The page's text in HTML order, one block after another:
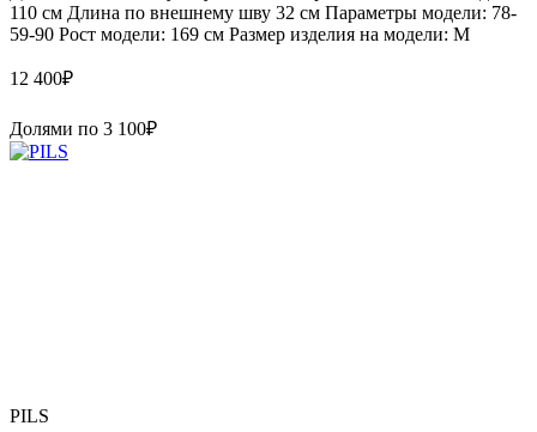
110 см Длина по внешнему шву 32 см Параметры модели: 78-
59-90 Рост модели: 169 см Размер изделия на модели: М
12 400₽
Долями по 3 100₽
PILS